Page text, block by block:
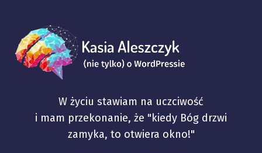
W życiu stawiam na uczciwość
i mam przekonanie, że "kiedy Bóg drzwi
zamyka, to otwiera okno!"